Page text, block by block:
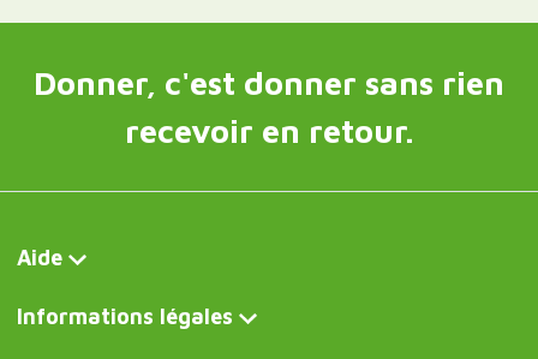
Donner, c'est donner sans rien
recevoir en retour.
Aide
Informations légales